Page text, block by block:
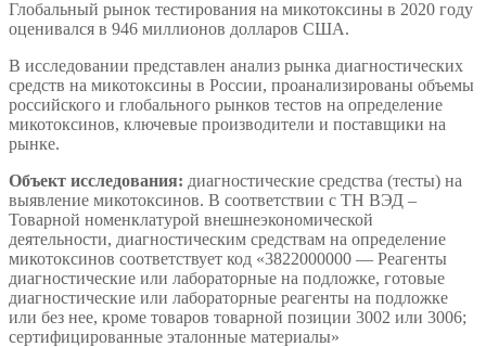
Глобальный рынок тестирования на микотоксины в 2020 году
оценивался в 946 миллионов долларов США.
В исследовании представлен анализ рынка диагностических
средств на микотоксины в России, проанализированы объемы
российского и глобального рынков тестов на определение
микотоксинов, ключевые производители и поставщики на
рынке.
Объект исследования: диагностические средства (тесты) на
выявление микотоксинов. В соответствии с ТН ВЭД –
Товарной номенклатурой внешнеэкономической
деятельности, диагностическим средствам на определение
микотоксинов соответствует код «3822000000 — Реагенты
диагностические или лабораторные на подложке, готовые
диагностические или лабораторные реагенты на подложке
или без нее, кроме товаров товарной позиции 3002 или 3006;
сертифицированные эталонные материалы»